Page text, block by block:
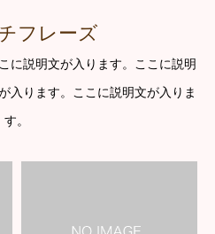
フレーズ
に説明文が入ります。ここに説明
入ります。ここに説明文が入りま
す。